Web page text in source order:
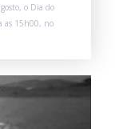
o Dia do
as 15h00, no